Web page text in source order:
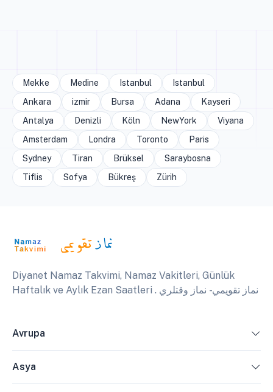
Mekke Medine Istanbul
Istanbul
Ankara
izmir Bursa Adana
Kayseri
Antalya
Denizli Köln NewYork
Viyana
Amsterdam
Londra Toronto
Paris
Sydney
Tiran Brüksel
Saraybosna
Tiflis
Sofya Bükreş Zürih
Diyanet Namaz Takvimi, Namaz Vakitleri, Günlük
Haftalık ve Aylık Ezan Saatleri . نماز تقويمي - نماز وقتلري
Avrupa
Asya